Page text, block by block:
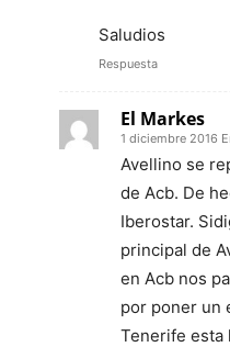
Saludios
Respuesta
El Markes
1 diciembre 2016
Avellino se
de Acb. De
Iberostar.
principal de
en Acb nos
por poner un
Tenerife esta